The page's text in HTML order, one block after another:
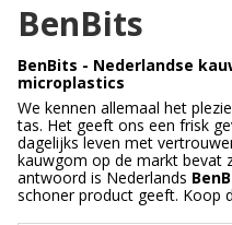
BenBits
BenBits - Nederlandse
microplastics
We kennen allemaal het
tas. Het geeft ons een frisk
dagelijks leven met
kauwgom op de markt bevat
antwoord is Nederlands
schoner product geeft. Koop